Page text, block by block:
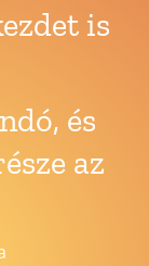
is
és
az